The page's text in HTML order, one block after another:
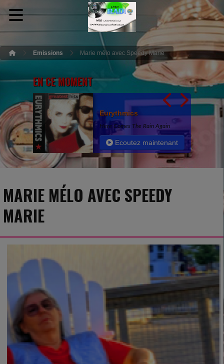
Emissions Marie mélo avec Speedy Marie
EN CE MOMENT
Eurythmics
Here Comes The Rain Again
Ecoutez maintenant
MARIE MÉLO AVEC SPEEDY
MARIE